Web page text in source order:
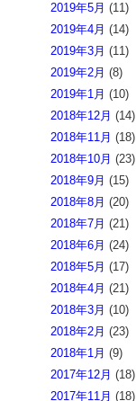
2019年5月 (11)
2019年4月 (14)
2019年3月 (11)
2019年2月 (8)
2019年1月 (10)
2018年12月 (14)
2018年11月 (18)
2018年10月 (23)
2018年9月 (15)
2018年8月 (20)
2018年7月 (21)
2018年6月 (24)
2018年5月 (17)
2018年4月 (21)
2018年3月 (10)
2018年2月 (23)
2018年1月 (9)
2017年12月 (18)
2017年11月 (18)